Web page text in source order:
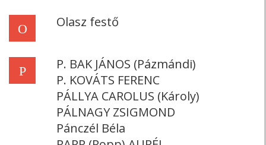
O Olasz festő
P
P. BAK JÁNOS (Pázmándi)
P. KOVÁTS FERENC
PÁLLYA CAROLUS (Károly)
PÁLNAGY ZSIGMOND
Pánczél Béla